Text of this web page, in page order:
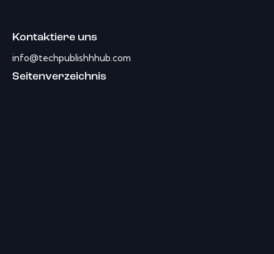
Kontaktiere uns
info@techpublishhhub.com
Seitenverzeichnis